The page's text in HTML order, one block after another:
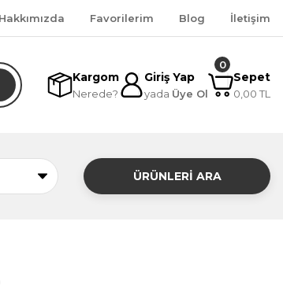
Hakkımızda Favorilerim Blog İletişim
Kargom
Nerede?
Giriş Yap
yada Üye Ol
Sepet
0,00 TL
0
ÜRÜNLERİ ARA